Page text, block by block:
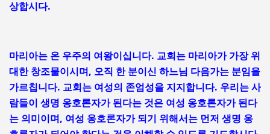
상합시다.
마리아는 온 우주의 여왕이십니다. 교회는 마리아가 가장 위
대한 창조물이시며, 오직 한 분이신 하느님 다음가는 분임을
가르칩니다. 교회는 여성의 존엄성을 지지합니다. 우리는 사
람들이 생명 옹호론자가 된다는 것은 여성 옹호론자가 된다
는 의미이며, 여성 옹호론자가 되기 위해서는 먼저 생명 옹